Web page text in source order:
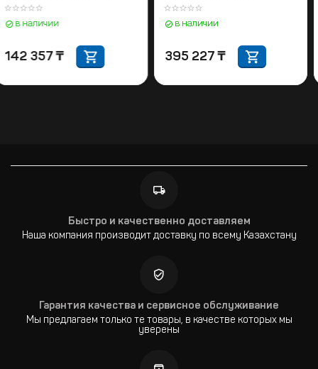
контроллер с 37 клавишами
в наличии
142 357₸
в наличии
395 227₸
Быстро и качественно доставляем
Наша компания производит доставку по всему Казахстану
Гарантия качества и сервисное обслуживание
Мы предлагаем только те товары, в качестве которых мы
уверены